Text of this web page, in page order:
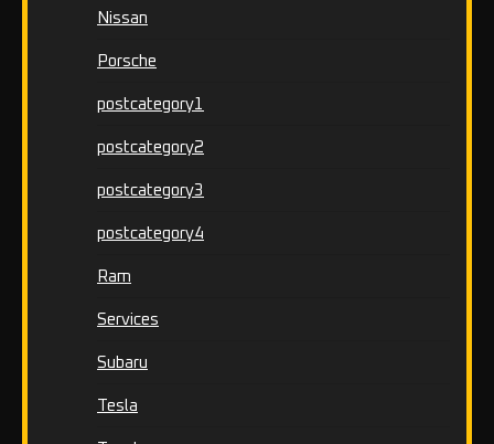
Nissan
Porsche
postcategory1
postcategory2
postcategory3
postcategory4
Ram
Services
Subaru
Tesla